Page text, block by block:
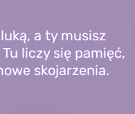
a ty musisz
liczy się pamięć,
skojarzenia.